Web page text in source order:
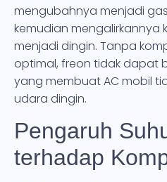
mengubahnya menjadi
kemudian mengalirkannya
menjadi dingin. Tanpa
optimal, freon tidak dapat
yang membuat AC mobil
udara dingin.
Pengaruh
terhadap